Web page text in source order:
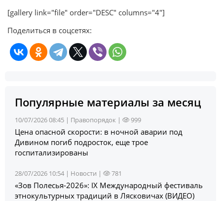
[gallery link="file" order="DESC" columns="4"]
Поделиться в соцсетях:
Популярные материалы за месяц
10/07/2026 08:45 | Правопорядок | 999
Цена опасной скорости: в ночной аварии под
Дивином погиб подросток, еще трое
госпитализированы
28/07/2026 10:54 | Новости | 781
«Зов Полесья‑2026»: IX Международный фестиваль
этнокультурных традиций в Лясковичах (ВИДЕО)